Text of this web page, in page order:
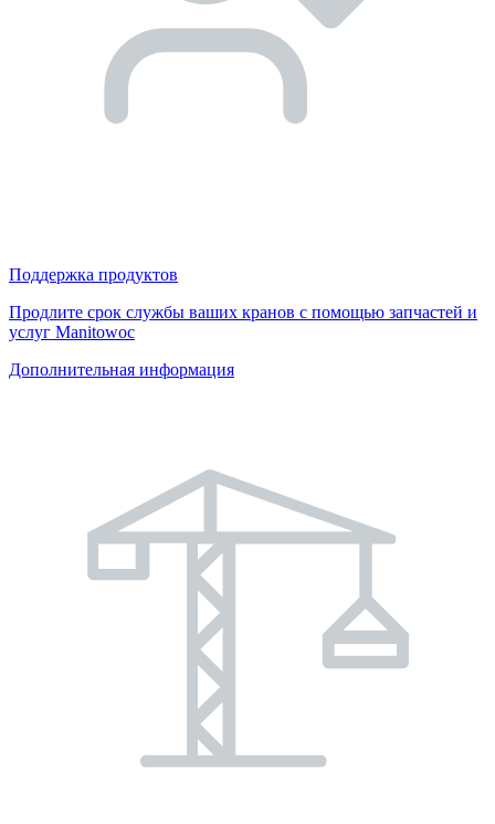
Поддержка продуктов
Продлите срок службы ваших кранов с помощью запчастей и
услуг Manitowoc
Дополнительная информация